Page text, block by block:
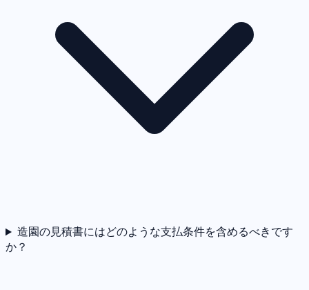
造園の見積書にはどのような支払条件を含めるべきです
か？